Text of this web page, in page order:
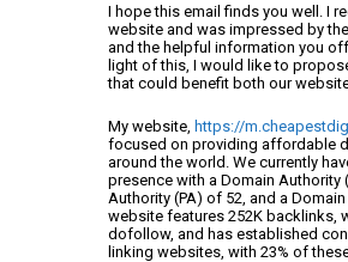
I hope this email finds you well. I
website and was impressed by
and the helpful information you
light of this, I would like to
that could benefit both our
My website, https://
focused on providing affordable
around the world. We currently
presence with a Domain Authority
Authority (PA) of 52, and a
website features 252K backlinks,
dofollow, and has established
linking websites, with 23% of